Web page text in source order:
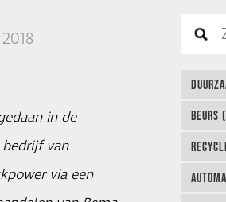
in de
van
via een
BEURS